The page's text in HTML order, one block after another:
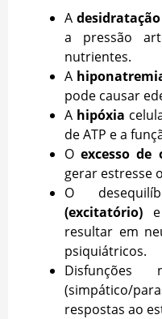
A desidratação
a pressão
nutrientes.
A
pode causar
A hipóxia
de ATP e a
Oexcesso de
gerar estresse
O
(excitatório) e
resultar em
psiquiátricos.
(simpático/
respostas ao